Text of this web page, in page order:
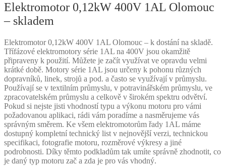
Elektromotor 0,12kW 400V 1AL Olomouc
– skladem
Elektromotor 0,12kW 400V 1AL Olomouc – k dostání na skladě.
Třífázové elektromotory série 1AL na 400V jsou okamžitě
připraveny k použití. Můžete je začít využívat ve opravdu velmi
krátké době. Motory série 1AL jsou určeny k pohonu různých
dopravníků, linek, strojů a pod. a často se využívají v průmyslu.
Používají se v textilním průmyslu, v potravinářském průmyslu, ve
zpracovatelském průmyslu a celkově v širokém spektru odvětví.
Pokud si nejste jisti vhodností typu a výkonu motoru pro vámi
požadovanou aplikaci, rádi vám poradíme a nasměrujeme vás
správným směrem. Ke všem elektromotorům řady 1AL máme
dostupný kompletní technický list v nejnovější verzi, technickou
specifikaci, fotografie motoru, rozměrové výkresy a jiné
podrobnosti. Díky těmto podkladům tak umíte správně zhodnotit, co
je daný typ motoru zač a zda je pro vás vhodný.